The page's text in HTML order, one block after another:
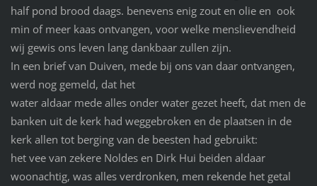
half pond brood daags. benevens enig zout en olie en ook
min of meer kaas ontvangen, voor welke menslievendheid
wij gewis ons leven lang dankbaar zullen zijn.
In een brief van Duiven, mede bij ons van daar ontvangen,
werd nog gemeld, dat het
water aldaar mede alles onder water gezet heeft, dat men de
banken uit de kerk had weggebroken en de plaatsen in de
kerk allen tot berging van de beesten had gebruikt:
het vee van zekere Noldes en Dirk Hui beiden aldaar
woonachtig, was alles verdronken, men rekende het getal